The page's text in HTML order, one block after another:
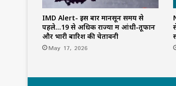
IMD Alert- इस बार मानसून समय से
पहले…19 से अधिक राज्यों में आंधी-तूफान
और भारी बारिश की चेतावनी
May 17, 2026